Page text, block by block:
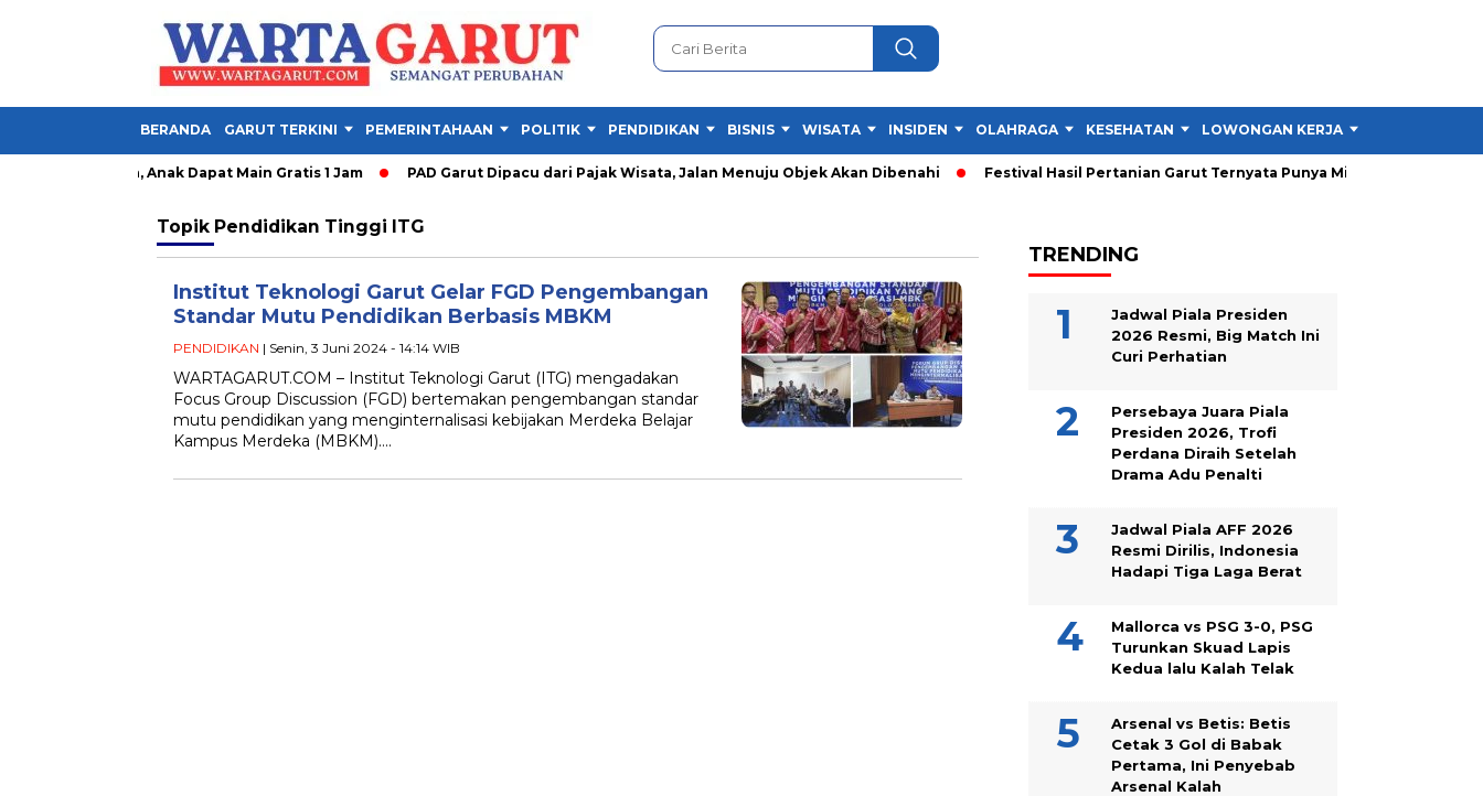
BERANDA GARUT TERKINI PEMERINTAHAAN POLITIK PENDIDIKAN BISNIS WISATA INSIDEN OLAHRAGA KESEHATAN LOWONGAN KERJA
Garut Dibuka, Anak Dapat Main Gratis 1 Jam PAD Garut Dipacu dari Pajak Wisata, Jalan Menuju Objek Akan Dibenahi Festival Hasil Pertanian Garut Ternyata Punya Misi Besar untuk
Topik Pendidikan Tinggi ITG
Institut Teknologi Garut Gelar FGD Pengembangan
Standar Mutu Pendidikan Berbasis MBKM
PENDIDIKAN | Senin, 3 Juni 2024 - 14:14 WIB
WARTAGARUT.COM­ – Institut Teknologi Garut (ITG) mengadakan
Focus Group Discussion (FGD) bertemakan pengembangan standar
mutu pendidikan yang menginternalisasi kebijakan Merdeka Belajar
Kampus Merdeka (MBKM)….
TRENDING
Jadwal Piala Presiden
2026 Resmi, Big Match Ini
Curi Perhatian
Persebaya Juara Piala
Presiden 2026, Trofi
Perdana Diraih Setelah
Drama Adu Penalti
Jadwal Piala AFF 2026
Resmi Dirilis, Indonesia
Hadapi Tiga Laga Berat
Mallorca vs PSG 3-0, PSG
Turunkan Skuad Lapis
Kedua lalu Kalah Telak
Arsenal vs Betis: Betis
Cetak 3 Gol di Babak
Pertama, Ini Penyebab
Arsenal Kalah